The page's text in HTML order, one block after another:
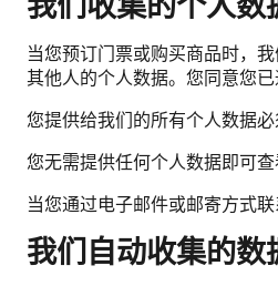
当您预订门票或购买商品时，
其他人的个人数据。您同意您
您提供给我们的所有个人数据
您无需提供任何个人数据即可
当您通过电子邮件或邮寄方式
我们自动收集的数